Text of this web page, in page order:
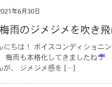
年6月30日
梅雨のジメジメを吹き
にちは！ ボイスコンディショニ
雨も本格化してきましたね
が、 ジメジメ感を […]